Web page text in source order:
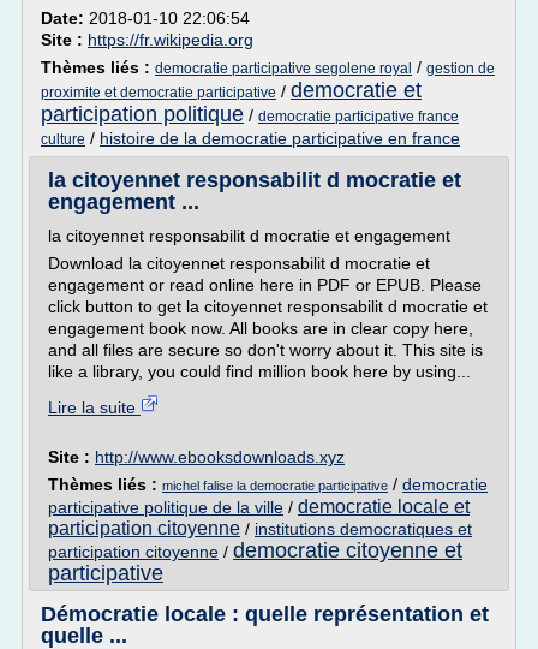
Date: 2018-01-10 22:06:54
Site : https://fr.wikipedia.org
Thèmes liés : democratie participative segolene royal / gestion de
proximite et democratie participative / democratie et
participation politique / democratie participative france
culture / histoire de la democratie participative en france
la citoyennet responsabilit d mocratie et
engagement ...
la citoyennet responsabilit d mocratie et engagement
Download la citoyennet responsabilit d mocratie et
engagement or read online here in PDF or EPUB. Please
click button to get la citoyennet responsabilit d mocratie et
engagement book now. All books are in clear copy here,
and all files are secure so don't worry about it. This site is
like a library, you could find million book here by using...
Lire la suite
Site : http://www.ebooksdownloads.xyz
Thèmes liés : michel falise la democratie participative / democratie
participative politique de la ville / democratie locale et
participation citoyenne / institutions democratiques et
participation citoyenne / democratie citoyenne et
participative
Démocratie locale : quelle représentation et
quelle ...